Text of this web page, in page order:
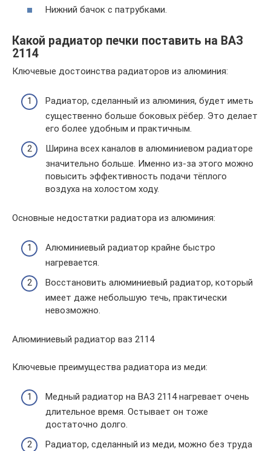
Нижний бачок с патрубками.
Какой радиатор печки поставить на ВАЗ
2114
Ключевые достоинства радиаторов из алюминия:
Радиатор, сделанный из алюминия, будет иметь
существенно больше боковых рёбер. Это делает
его более удобным и практичным.
Ширина всех каналов в алюминиевом радиаторе
значительно больше. Именно из-за этого можно
повысить эффективность подачи тёплого
воздуха на холостом ходу.
Основные недостатки радиатора из алюминия:
Алюминиевый радиатор крайне быстро
нагревается.
Восстановить алюминиевый радиатор, который
имеет даже небольшую течь, практически
невозможно.
Алюминиевый радиатор ваз 2114
Ключевые преимущества радиатора из меди:
Медный радиатор на ВАЗ 2114 нагревает очень
длительное время. Остывает он тоже
достаточно долго.
Радиатор, сделанный из меди, можно без труда